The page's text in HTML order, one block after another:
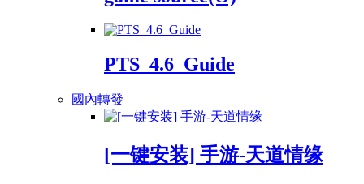
PTS_4.6_Guide
國內轉發
[一键安装] 手游-天道情缘